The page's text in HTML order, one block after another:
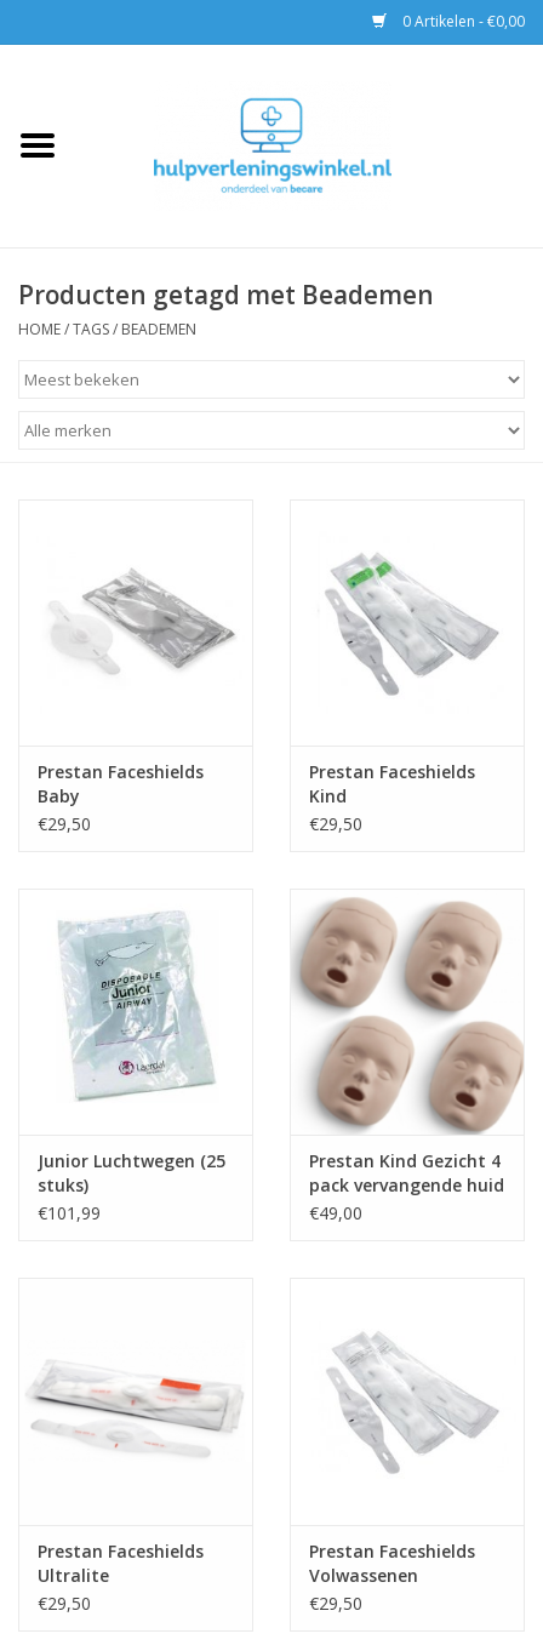
0 Artikelen - €0,00
EHBO
Pax tassen
Producten getagd met Beademen
HOME/TAGS/ BEADEMEN
Prestan Faceshields
Baby
€29,50
Prestan Faceshields
Kind
€29,50
Junior Luchtwegen (25
stuks)
€101,99
Prestan Kind Gezicht 4
pack vervangende huid
€49,00
Prestan Faceshields
Ultralite
€29,50
Prestan Faceshields
Volwassenen
€29,50